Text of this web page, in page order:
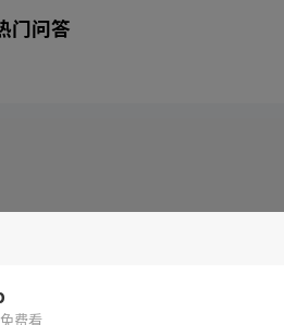
门问答
费看